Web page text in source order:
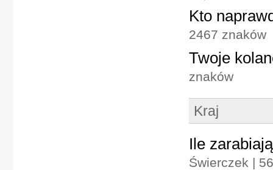
Kto
2467 znaków
Twoje
znaków
Kraj
Ile
Świerczek |